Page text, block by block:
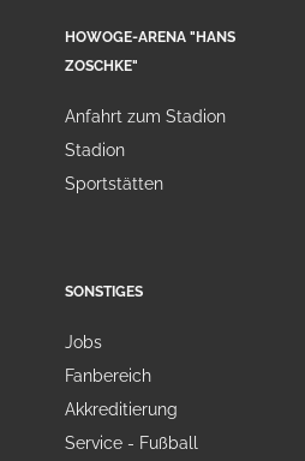
HOWOGE-ARENA "HANS
ZOSCHKE"
Anfahrt zum Stadion
Stadion
Sportstätten
SONSTIGES
Jobs
Fanbereich
Akkreditierung
Service - Fußball